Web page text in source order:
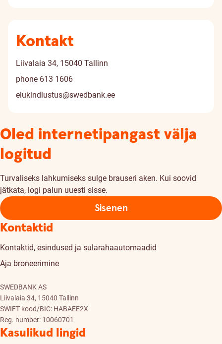
Kontakt
Liivalaia 34, 15040 Tallinn
phone 613 1606
elukindlustus@swedbank.ee
Oled internetipangast välja
logitud
Turvaliseks lahkumiseks sulge brauseri aken. Kui soovid
jätkata, logi palun uuesti sisse.
Sisenen
Kontaktid
Kontaktid, esindused ja sularahaautomaadid
Aja broneerimine
SWEDBANK AS
Liivalaia 34, 15040 Tallinn
SWIFT kood/BIC: HABAEE2X
Reg. number: 10060701
Kasulikud lingid